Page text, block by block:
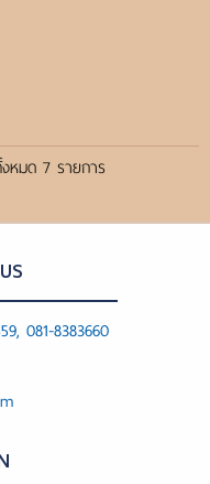
หมด 7 รายการ
081-8383660